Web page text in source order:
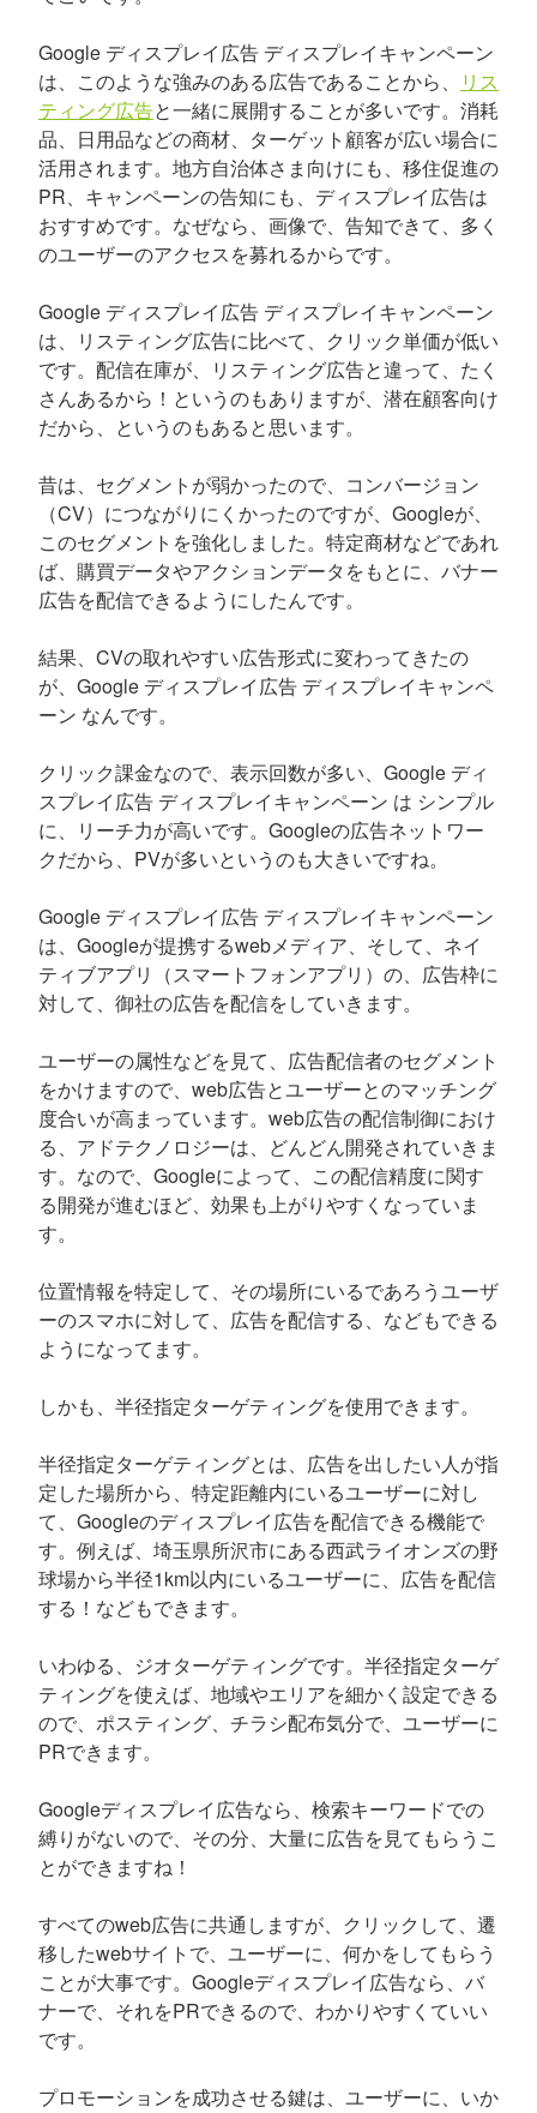
Google ディスプレイ広告 ディスプレイキャンペーン
は、このような強みのある広告であることから、
リス
ティング広告と一緒に展開することが多いです。消耗
品、日用品などの商材、ターゲット顧客が広い場合に
活用されます。地方自治体さま向けにも、移住促進の
PR、キャンペーンの告知にも、ディスプレイ広告は
おすすめです。なぜなら、画像で、告知できて、多く
のユーザーのアクセスを募れるからです。
Google ディスプレイ広告 ディスプレイキャンペーン
は、リスティング広告に比べて、クリック単価が低い
です。配信在庫が、リスティング広告と違って、たく
さんあるから！というのもありますが、潜在顧客向け
だから、というのもあると思います。
昔は、セグメントが弱かったので、コンバージョン
（CV）につながりにくかったのですが、Googleが、
このセグメントを強化しました。特定商材などであれ
ば、購買データやアクションデータをもとに、バナー
広告を配信できるようにしたんです。
結果、CVの取れやすい広告形式に変わってきたの
が、Google ディスプレイ広告 ディスプレイキャンペ
ーン なんです。
クリック課金なので、表示回数が多い、Google ディ
スプレイ広告 ディスプレイキャンペーン は シンプル
に、リーチ力が高いです。Googleの広告ネットワー
クだから、PVが多いというのも大きいですね。
Google ディスプレイ広告 ディスプレイキャンペーン
は、Googleが提携するwebメディア、そして、ネイ
ティブアプリ（スマートフォンアプリ）の、広告枠に
対して、御社の広告を配信をしていきます。
ユーザーの属性などを見て、広告配信者のセグメント
をかけますので、web広告とユーザーとのマッチング
度合いが高まっています。web広告の配信制御におけ
る、アドテクノロジーは、どんどん開発されていきま
す。なので、Googleによって、この配信精度に関す
る開発が進むほど、効果も上がりやすくなっていま
す。
位置情報を特定して、その場所にいるであろうユーザ
ーのスマホに対して、広告を配信する、などもできる
ようになってます。
しかも、半径指定ターゲティングを使用できます。
半径指定ターゲティングとは、広告を出したい人が指
定した場所から、特定距離内にいるユーザーに対し
て、Googleのディスプレイ広告を配信できる機能で
す。例えば、埼玉県所沢市にある西武ライオンズの野
球場から半径1km以内にいるユーザーに、広告を配信
する！などもできます。
いわゆる、ジオターゲティングです。半径指定ターゲ
ティングを使えば、地域やエリアを細かく設定できる
ので、ポスティング、チラシ配布気分で、ユーザーに
PRできます。
Googleディスプレイ広告なら、検索キーワードでの
縛りがないので、その分、大量に広告を見てもらうこ
とができますね！
すべてのweb広告に共通しますが、クリックして、遷
移したwebサイトで、ユーザーに、何かをしてもらう
ことが大事です。Googleディスプレイ広告なら、バ
ナーで、それをPRできるので、わかりやすくていい
です。
プロモーションを成功させる鍵は、ユーザーに、いか